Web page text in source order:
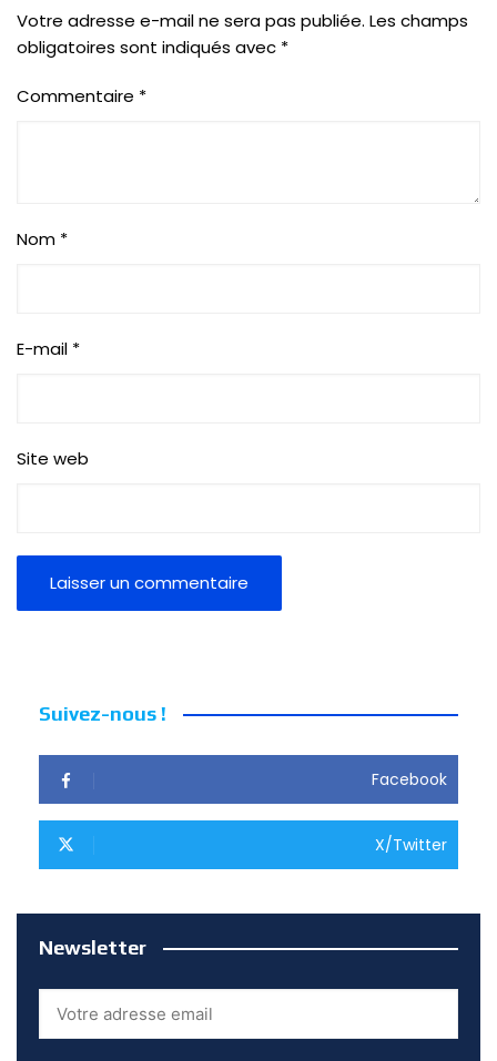
Votre adresse e-mail ne sera pas publiée. Les champs
obligatoires sont indiqués avec *
Commentaire *
Nom *
E-mail *
Site web
Suivez-nous !
Facebook
X/Twitter
Newsletter